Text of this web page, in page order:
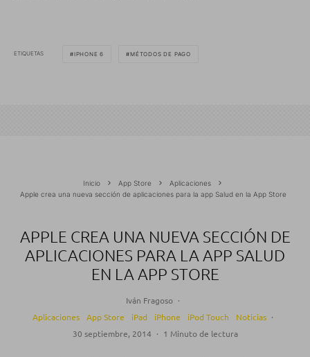
ETIQUETAS IPHONE 6 MÉTODOS DE PAGO
Inicio App Store
Aplicaciones
Apple crea una nueva sección de aplicaciones para la app Salud en la App Store
APPLE CREA UNA NUEVA SECCIÓN DE
APLICACIONES PARA LA APP SALUD
EN LA APP STORE
Iván Fragoso ·
Aplicaciones
App Store iPad iPhone iPod Touch Noticias ·
30 septiembre, 2014 · 1 Minuto de lectura